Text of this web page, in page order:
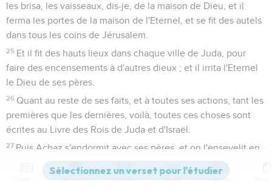
les brisa, les vaisseaux, dis-je, de la maison de Dieu, et il
ferma les portes de la maison de l'Eternel, et se fit des autels
dans tous les coins de Jérusalem.
25 Et il fit des hauts lieux dans chaque ville de Juda, pour
faire des encensements à d'autres dieux ; et il irrita l'Eternel
le Dieu de ses pères.
26 Quant au reste de ses faits, et à toutes ses actions, tant les
premières que les dernières, voilà, toutes ces choses sont
écrites au Livre des Rois de Juda et d'Israël.
27 Puis Achaz s'endormit avec ses pères, et on l'ensevelit en
la Cité, à Jérusalem, mais on ne le mit point dans les
sépulcres des Rois d'Israël, et Ezéchias son fils régna en sa
Versions Commentaires Strong